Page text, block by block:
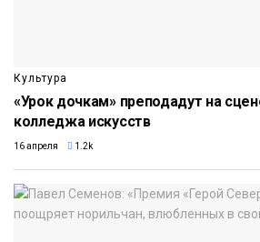
Культура
«Урок дочкам» преподадут на
колледжа искусств
16 апреля 1.2k